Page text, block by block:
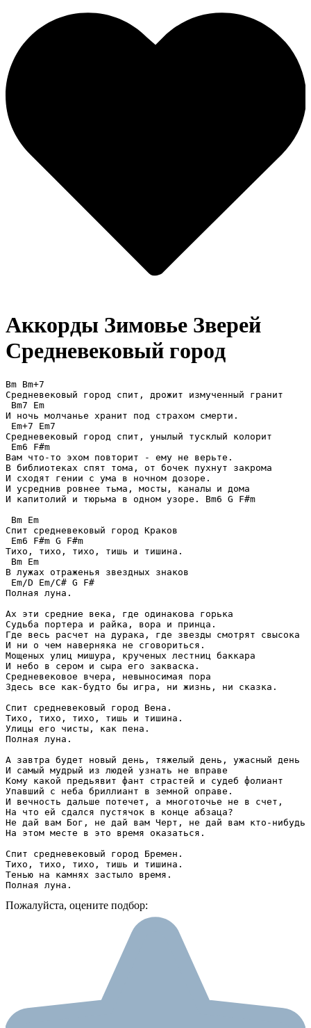
Аккорды Зимовье Зверей
Среднeвeкoвый гopoд
Bm Bm+7
Средневековый город спит, дрожит измученный гранит
Bm7 Em
И ночь молчанье хранит под страхом смерти.
Em+7 Em7
Средневековый город спит, унылый тусклый колорит
Em6 F#m
Вам что-то эхом повторит - ему не верьте.
В библиотеках спят тома, от бочек пухнут закрома
И сходят гении c ума в ночном дозоре.
И усреднив ровнее тьма, мосты, каналы и дома
И капитолий и тюрьма в одном узоре. Bm6 G F#m
Bm Em
Спит средневековый город Краков
Em6 F#m G F#m
Тихо, тихо, тихо, тишь и тишина.
Bm Em
В лужах отраженья звездных знаков
Em/D Em/C# G F#
Полная луна.
Ax эти средние века, где одинакова горька
Судьба портера и райка, вора и принца.
Где весь расчет на дурака, где звезды смотрят свысока
И ни о чем наверняка не сговориться.
Мощеных улиц мишура, крученых лестниц баккара
И небо в сером и сыра его закваска.
Средневековое вчера, невыносимая порa
Здесь все как-будто бы игра, ни жизнь, ни сказка.
Спит средневековый город Вена.
Тихо, тихо, тихо, тишь и тишина.
Улицы его чисты, как пена.
Полная луна.
A завтра будет новый день, тяжелый день, ужасный день
И самый мудрый из людей узнать не вправе
Кому какой предьявит фант страстей и судеб фолиант
Упавший c неба бриллиант в земной оправе.
И вечность дальше потечет, a многоточье не в счет,
На что ей сдался пустячок в конце абзаца?
Не дай вам Бог, не дай вам Черт, не дай вам кто-нибудь
На этом месте в это время оказаться.
Спит средневековый город Бремен.
Тихо, тихо, тихо, тишь и тишина.
Тенью на камнях застыло время.
Полная луна.
Пожалуйста, оцените подбор: